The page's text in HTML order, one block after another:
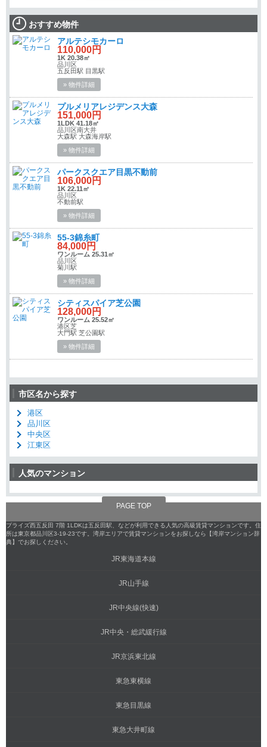
おすすめ物件
アルテシモカーロ
110,000円
1K 20.38㎡
品川区
五反田駅 目黒駅
» 物件詳細
プルメリアレジデンス大森
151,000円
1LDK 41.18㎡
品川区南大井
大森駅 大森海岸駅
» 物件詳細
パークスクエア目黒不動前
106,000円
1K 22.11㎡
品川区
不動前駅
» 物件詳細
55-3錦糸町
84,000円
ワンルーム 25.31㎡
品川区
菊川駅
» 物件詳細
シティスパイア芝公園
128,000円
ワンルーム 25.52㎡
港区芝
大門駅 芝公園駅
» 物件詳細
市区名から探す
港区
品川区
中央区
江東区
人気のマンション
PAGE TOP
プライズ西五反田 7階 1LDKは五反田駅、などが利用できる人気の高級賃貸マンションです。住
所は東京都品川区3-19-23です。湾岸エリアで賃貸マンションをお探しなら【湾岸マンション辞
典】でお探しください。
JR東海道本線
JR山手線
JR中央線(快速)
JR中央・総武緩行線
JR京浜東北線
東急東横線
東急目黒線
東急大井町線